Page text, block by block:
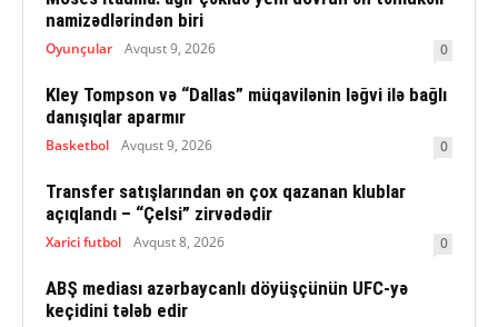
namizədlərindən biri
Oyunçular Avqust 9, 2026 0
Kley Tompson və “Dallas” müqavilənin ləğvi ilə bağlı
danışıqlar aparmır
Basketbol Avqust 9, 2026 0
Transfer satışlarından ən çox qazanan klublar
açıqlandı – “Çelsi” zirvədədir
Xarici futbol Avqust 8, 2026 0
ABŞ mediası azərbaycanlı döyüşçünün UFC-yə
keçidini tələb edir